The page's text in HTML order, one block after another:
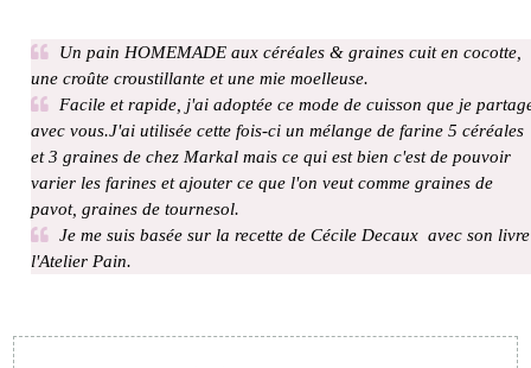
Un pain HOMEMADE aux céréales & graines cuit en cocotte,
une croûte croustillante et une mie moelleuse.
Facile et rapide, j'ai adoptée ce mode de cuisson que je
avec vous.J'ai utilisée cette fois-ci un mélange de farine 5 céréales
et 3 graines de chez Markal mais ce qui est bien c'est de pouvoir
varier les farines et ajouter ce que l'on veut comme graines de
pavot, graines de tournesol.
Je me suis basée sur la recette de Cécile Decaux avec son livre
l'Atelier Pain.